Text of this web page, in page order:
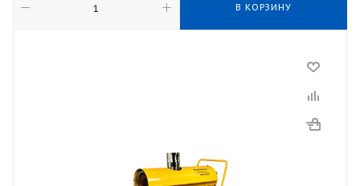
В КОРЗИНУ